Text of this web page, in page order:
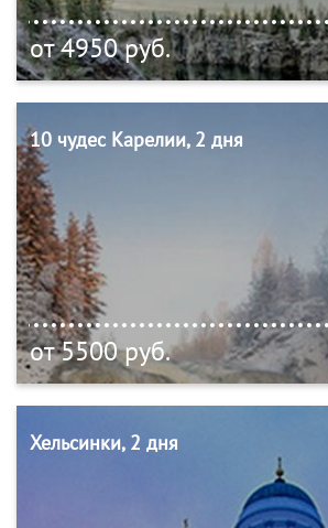
от 4950 руб.
10 чудес Карелии, 2 дня
от 5500 руб.
Хельсинки, 2 дня